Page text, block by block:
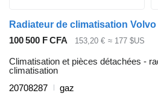
100 500 F CFA 153,20 € ≈ 177 $US
Climatisation et pièces détachées -
climatisation
20708287
gaz